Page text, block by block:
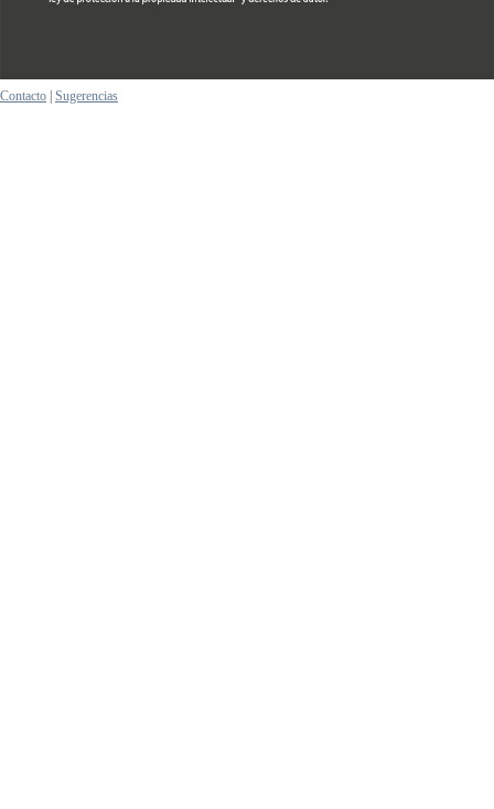
Contacto Sugerencias